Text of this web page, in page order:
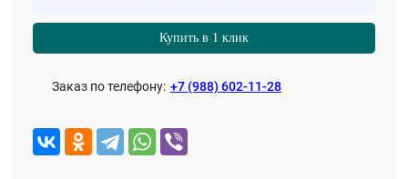
Купить в 1 клик
Заказ по телефону: +7 (988) 602-11-28